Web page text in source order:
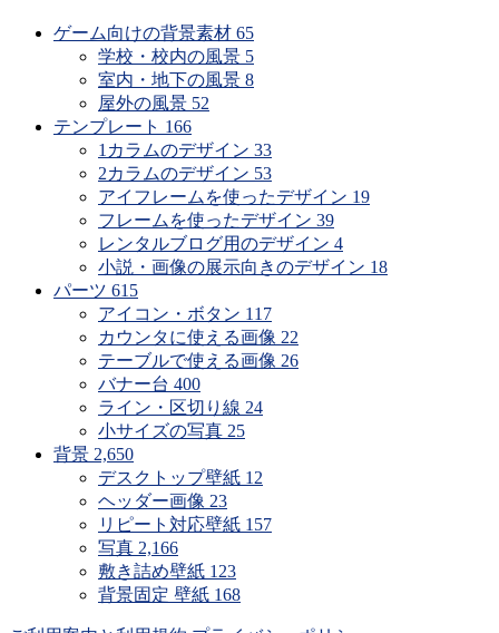
ゲーム向けの背景素材 65
学校・校内の風景 5
室内・地下の風景 8
屋外の風景 52
テンプレート 166
1カラムのデザイン 33
2カラムのデザイン 53
アイフレームを使ったデザイン 19
フレームを使ったデザイン 39
レンタルブログ用のデザイン 4
小説・画像の展示向きのデザイン 18
パーツ 615
アイコン・ボタン 117
カウンタに使える画像 22
テーブルで使える画像 26
バナー台 400
ライン・区切り線 24
小サイズの写真 25
背景 2,650
デスクトップ壁紙 12
ヘッダー画像 23
リピート対応壁紙 157
写真 2,166
敷き詰め壁紙 123
背景固定 壁紙 168